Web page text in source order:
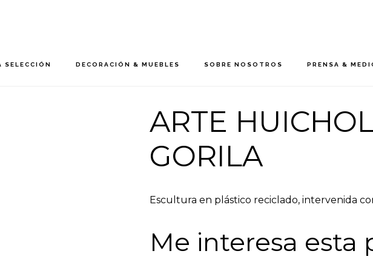
SELECCIÓN DECORACIÓN & MUEBLES SOBRE NOSOTROS PRENSA &
ARTE
GORILA
Escultura en plástico reciclado, intervenida
Me interesa esta